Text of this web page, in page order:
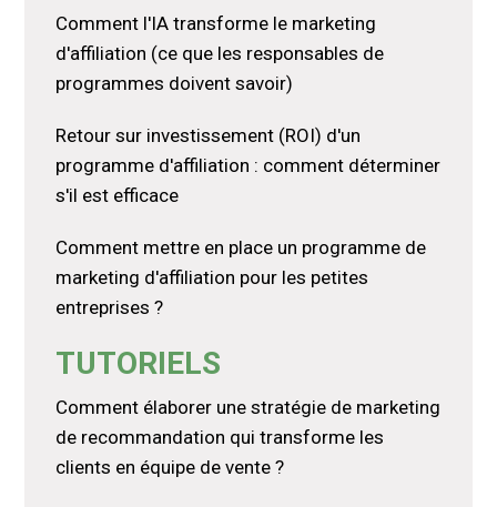
Comment l'IA transforme le marketing
d'affiliation (ce que les responsables de
programmes doivent savoir)
Retour sur investissement (ROI) d'un
programme d'affiliation : comment déterminer
s'il est efficace
Comment mettre en place un programme de
marketing d'affiliation pour les petites
entreprises ?
TUTORIELS
Comment élaborer une stratégie de marketing
de recommandation qui transforme les
clients en équipe de vente ?